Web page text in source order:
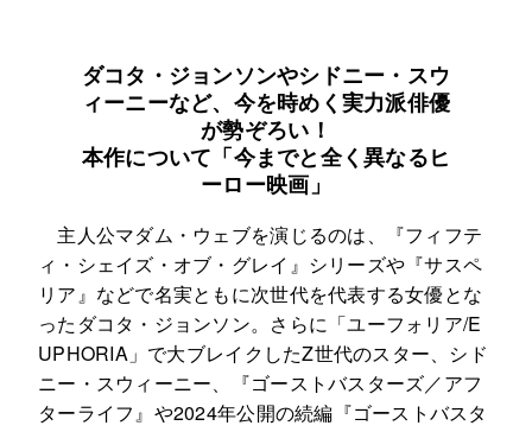
ダコタ・ジョンソンやシドニー・スウ
ィーニーなど、今を時めく実力派俳優
が勢ぞろい！
本作について「今までと全く異なるヒ
ーロー映画」
主人公マダム・ウェブを演じるのは、『フィフテ
ィ・シェイズ・オブ・グレイ』シリーズや『サスペ
リア』などで名実ともに次世代を代表する女優とな
ったダコタ・ジョンソン。さらに「ユーフォリア/E
UPHORIA」で大ブレイクしたZ世代のスター、シド
ニー・スウィーニー、『ゴーストバスターズ／アフ
ターライフ』や2024年公開の続編『ゴーストバスタ